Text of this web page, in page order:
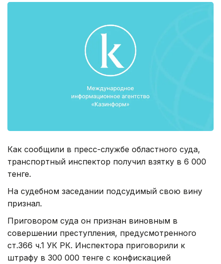
Как сообщили в пресс-службе областного суда,
транспортный инспектор получил взятку в 6 000
тенге.
На судебном заседании подсудимый свою вину
признал.
Приговором суда он признан виновным в
совершении преступления, предусмотренного
ст.366 ч.1 УК РК. Инспектора приговорили к
штрафу в 300 000 тенге с конфискацией